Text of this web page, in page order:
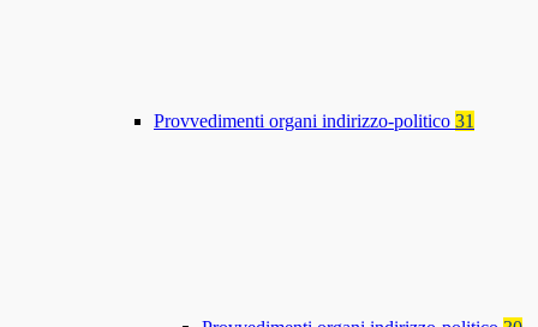
Provvedimenti organi indirizzo-politico 31